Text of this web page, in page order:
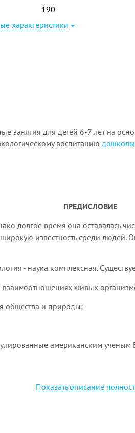
190
характеристики
занятия для детей 6-7 лет на
воспитанию
ПРЕДИСЛОВИЕ
долгое время она оставалась
известность среди людей.
- на­ука комплексная.
взаимоотношениях живых
общества и природы;
американским
Показать описание